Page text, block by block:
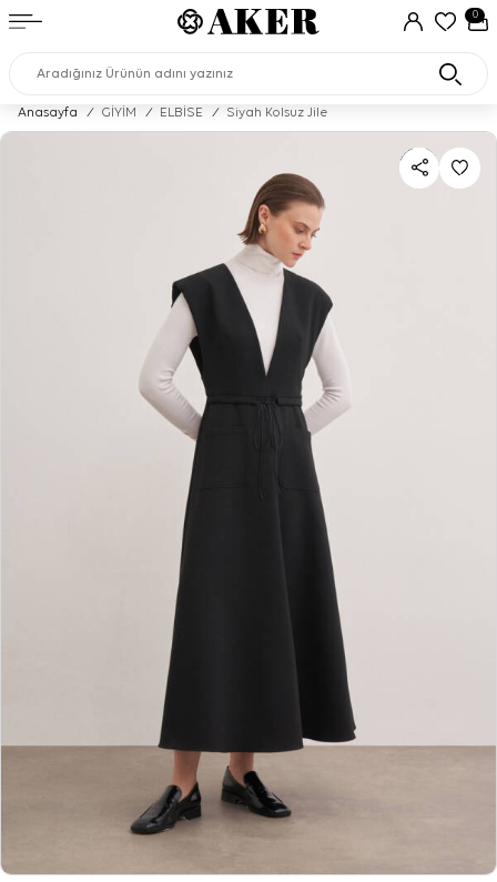
0
Anasayfa / GİYİM / ELBİSE / Siyah Kolsuz Jile